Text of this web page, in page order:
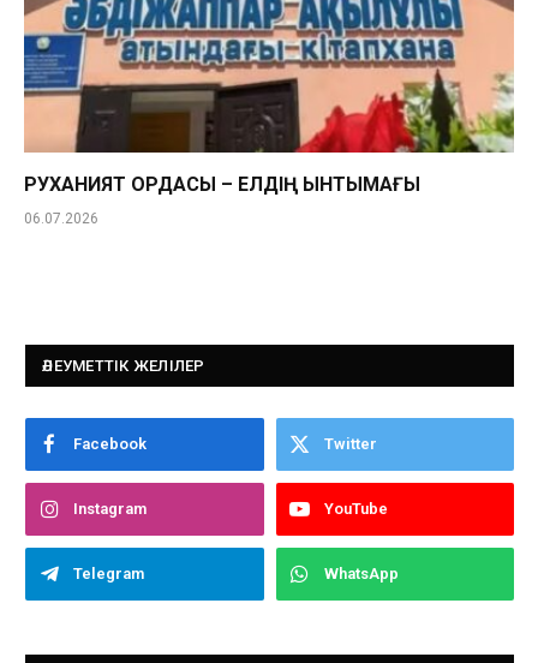
РУХАНИЯТ ОРДАСЫ – ЕЛДІҢ ЫНТЫМАҒЫ
06.07.2026
ӘЛЕУМЕТТІК ЖЕЛІЛЕР
Facebook Twitter
Instagram YouTube
Telegram WhatsApp